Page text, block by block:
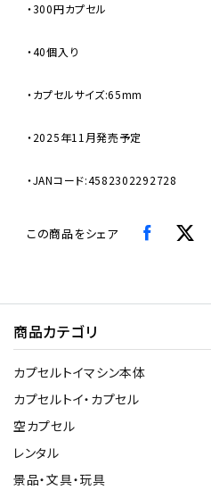
・300円カプセル
・40個入り
・カプセルサイズ:65mm
・2025年11月発売予定
・JANコード:4582302292728
この商品をシェア
商品カテゴリ
カプセルトイマシン本体
カプセルトイ・カプセル
空カプセル
レンタル
景品・文具・玩具